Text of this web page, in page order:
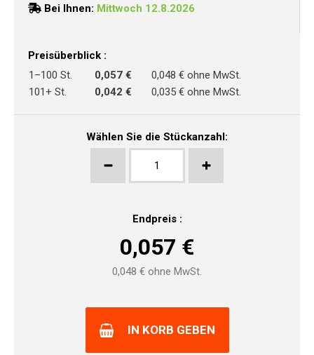
Bei Ihnen: Mittwoch 12.8.2026
Preisüberblick :
1–100 St.
0,057 €
0,048 € ohne MwSt.
101+ St.
0,042 € 0,035 € ohne MwSt.
Wählen Sie die Stückanzahl:
Endpreis :
0,057 €
0,048 € ohne MwSt.
IN KORB GEBEN